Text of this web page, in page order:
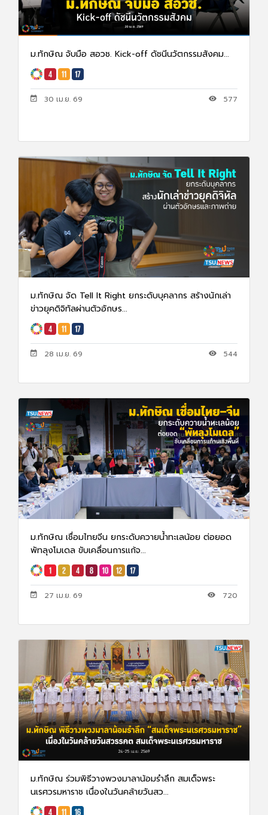
ม.ทักษิณ จับมือ สอวช. Kick-off ดัชนีนวัตกรรมสังคม...
30 เม.ย. 69 577
ม.ทักษิณ จัด Tell It Right ยกระดับบุคลากร สร้างนักเล่า
ข่าวยุคดิจิทัลผ่านตัวอักษร...
28 เม.ย. 69 544
ม.ทักษิณ เชื่อมไทยจีน ยกระดับควายน้ำทะเลน้อย ต่อยอด
พัทลุงโมเดล ขับเคลื่อนการแก้จ...
27 เม.ย. 69 720
ม.ทักษิณ ร่วมพิธีวางพวงมาลาน้อมรำลึก สมเด็จพระ
นเรศวรมหาราช เนื่องในวันคล้ายวันสว...